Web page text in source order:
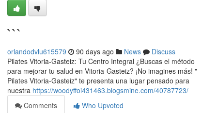
```
orlandodvlu615579 90 days ago News
Discuss
Pilates Vitoria-Gasteiz: Tu Centro Integral ¿Buscas el método
para mejorar tu salud en Vitoria-Gasteiz? ¡No imagines más! "
Pilates Vitoria-Gasteiz" te presenta una lugar pensado para
nuestra https://woodyffoi431463.blogsmine.com/40787723/
Comments
Who Upvoted